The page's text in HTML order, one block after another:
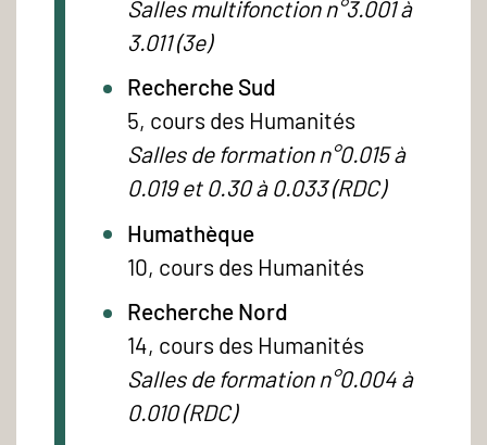
Salles multifonction n°3.001 à
3.011 (3e)
Recherche Sud
5, cours des Humanités
Salles de formation n°0.015 à
0.019 et 0.30 à 0.033 (RDC)
Humathèque
10, cours des Humanités
Recherche Nord
14, cours des Humanités
Salles de formation n°0.004 à
0.010 (RDC)